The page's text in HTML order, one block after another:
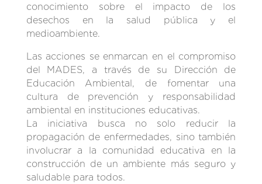
conocimiento sobre el impacto de los
desechos en la salud pública y el
medioambiente.
Las acciones se enmarcan en el compromiso
del MADES, a través de su Dirección de
Educación Ambiental, de fomentar una
cultura de prevención y responsabilidad
ambiental en instituciones educativas.
La iniciativa busca no solo reducir la
propagación de enfermedades, sino también
involucrar a la comunidad educativa en la
construcción de un ambiente más seguro y
saludable para todos.